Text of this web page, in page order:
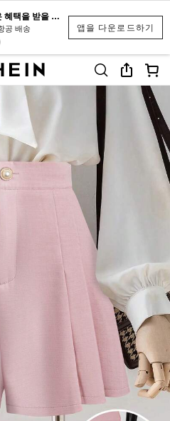
앱을 다운로드하기
SHEIN앱에서 더 많은 혜택을 받을 수 있어요.
공 배송